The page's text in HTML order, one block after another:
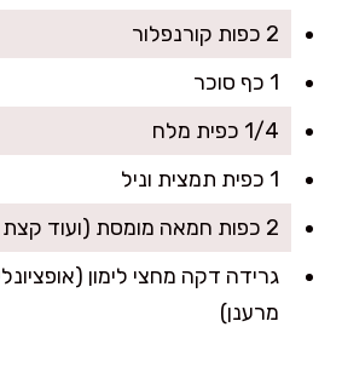
2 כפות קורנפלור
1 כף סוכר
1/4 כפית מלח
1 כפית תמצית וניל
2 כפות חמאה מומסת (ועוד קצת לשימון המחבת)
גרידה דקה מחצי לימון
מרענן)